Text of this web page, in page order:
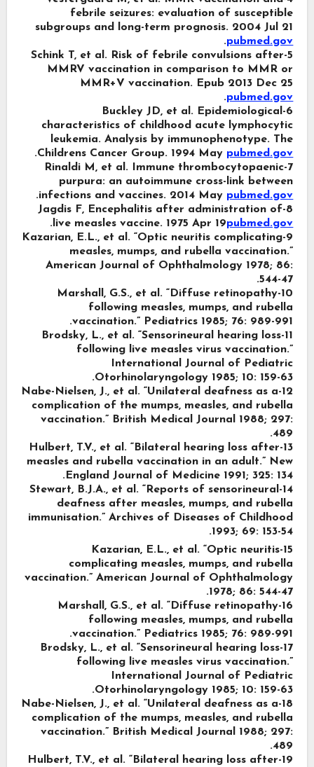
febrile seizures: evaluation of susceptible
subgroups and long-term prognosis. 2004 Jul 21
pubmed.gov
.
5-Schink T, et al. Risk of febrile convulsions after
MMRV vaccination in comparison to MMR or
MMR+V vaccination. Epub 2013 Dec 25
pubmed.gov
.
6-Buckley JD, et al. Epidemiological
characteristics of childhood acute lymphocytic
leukemia. Analysis by immunophenotype. The
Childrens Cancer Group. 1994 May pubmed.gov
.
7-Rinaldi M, et al. Immune thrombocytopaenic
purpura: an autoimmune cross-link between
infections and vaccines. 2014 May pubmed.gov
.
8-Jagdis F, Encephalitis after administration of
live measles vaccine. 1975 Apr 19pubmed.gov
.
9-Kazarian, E.L., et al. “Optic neuritis complicating
measles, mumps, and rubella vaccination.”
American Journal of Ophthalmology 1978; 86:
544-47.
10-Marshall, G.S., et al. “Diffuse retinopathy
following measles, mumps, and rubella
vaccination.” Pediatrics 1985; 76: 989-991.
11-Brodsky, L., et al. “Sensorineural hearing loss
following live measles virus vaccination.”
International Journal of Pediatric
Otorhinolaryngology 1985; 10: 159-63.
12-Nabe-Nielsen, J., et al. “Unilateral deafness as a
complication of the mumps, measles, and rubella
vaccination.” British Medical Journal 1988; 297:
489.
13-Hulbert, T.V., et al. “Bilateral hearing loss after
measles and rubella vaccination in an adult.” New
England Journal of Medicine 1991; 325: 134.
14-Stewart, B.J.A., et al. “Reports of sensorineural
deafness after measles, mumps, and rubella
immunisation.” Archives of Diseases of Childhood
1993; 69: 153-54.
15-Kazarian, E.L., et al. “Optic neuritis
complicating measles, mumps, and rubella
vaccination.” American Journal of Ophthalmology
1978; 86: 544-47.
16-Marshall, G.S., et al. “Diffuse retinopathy
following measles, mumps, and rubella
vaccination.” Pediatrics 1985; 76: 989-991.
17-Brodsky, L., et al. “Sensorineural hearing loss
following live measles virus vaccination.”
International Journal of Pediatric
Otorhinolaryngology 1985; 10: 159-63.
18-Nabe-Nielsen, J., et al. “Unilateral deafness as a
complication of the mumps, measles, and rubella
vaccination.” British Medical Journal 1988; 297:
489.
19-Hulbert, T.V., et al. “Bilateral hearing loss after